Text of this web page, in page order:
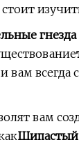
всегда
вам
Шипастый